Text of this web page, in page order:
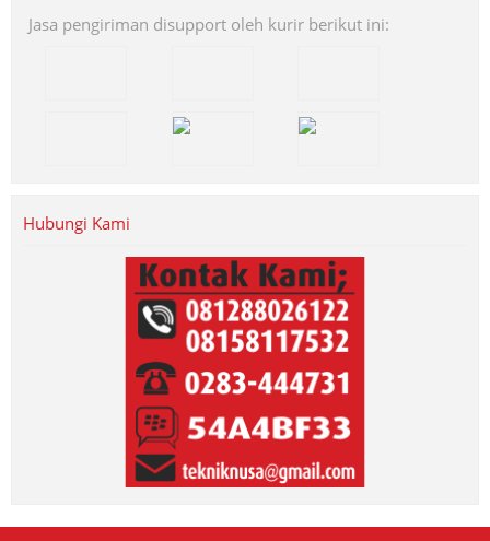
Jasa pengiriman disupport oleh kurir berikut ini:
Hubungi Kami